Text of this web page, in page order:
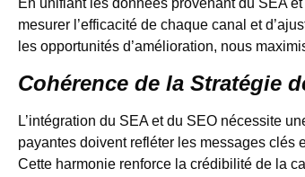
En unifiant les données provenant du SEA
mesurer l’efficacité de chaque canal et
les opportunités d’amélioration, nous
Cohérence de la Stratégie
L’intégration du SEA et du SEO nécessite
payantes doivent refléter les messages clés
Cette harmonie renforce la crédibilité de la